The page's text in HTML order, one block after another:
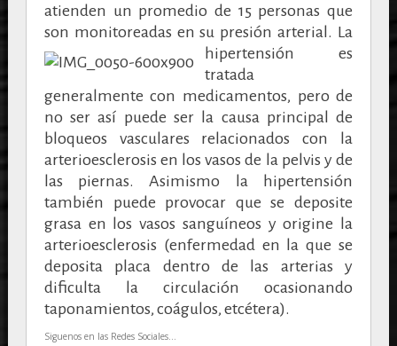
atienden un promedio de 15 personas que
son monitoreadas en su presión arterial. La
hipertensión es
tratada
generalmente con medicamentos, pero de
no ser así puede ser la causa principal de
bloqueos vasculares relacionados con la
arterioesclerosis en los vasos de la pelvis y de
las piernas. Asimismo la hipertensión
también puede provocar que se deposite
grasa en los vasos sanguíneos y origine la
arterioesclerosis (enfermedad en la que se
deposita placa dentro de las arterias y
dificulta la circulación ocasionando
taponamientos, coágulos, etcétera).
Siguenos en las Redes Sociales...